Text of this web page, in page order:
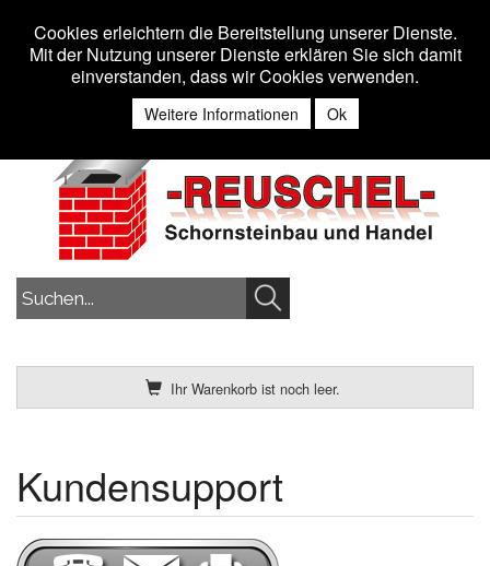
Anmelden
Ihr Warenkorb ist noch leer.
MENU Toggle
Kundensupport
Cookies erleichtern die Bereitstellung unserer Dienste.
Mit der Nutzung unserer Dienste erklären Sie sich damit
einverstanden, dass wir Cookies verwenden.
Weitere Informationen Ok